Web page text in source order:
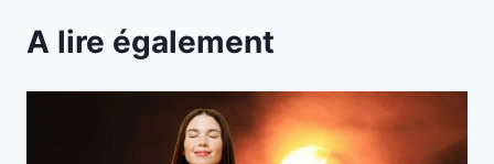
A lire également